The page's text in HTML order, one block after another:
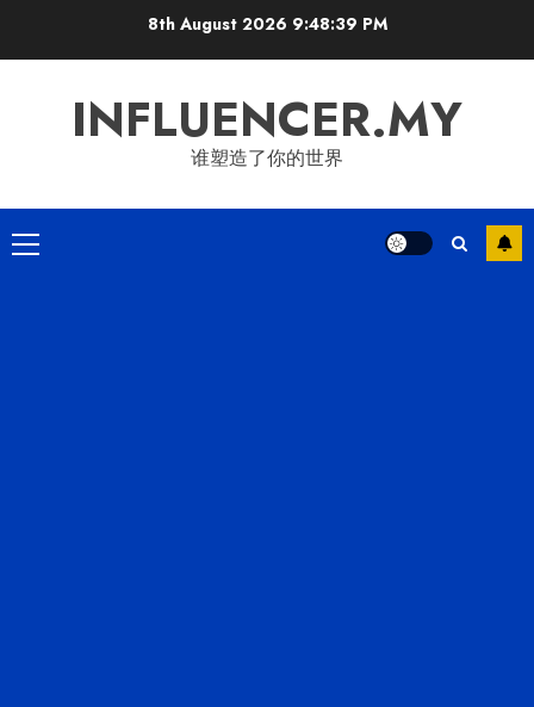
8th August 2026 9:48:39 PM
INFLUENCER.MY
谁塑造了你的世界
Primary